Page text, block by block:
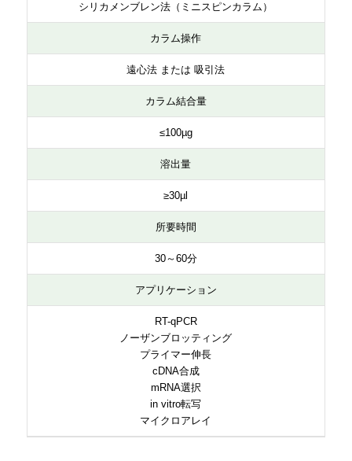
シリカメンブレン法（ミニスピンカラム）
カラム操作
遠心法 または 吸引法
カラム結合量
≤100µg
溶出量
≥30µl
所要時間
30～60分
アプリケーション
RT-qPCR
ノーザンブロッティング
プライマー伸長
cDNA合成
mRNA選択
in vitro転写
マイクロアレイ